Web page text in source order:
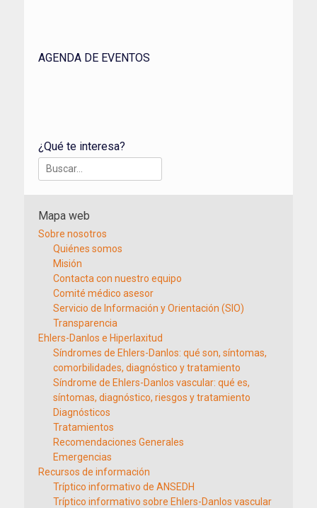
AGENDA DE EVENTOS
¿Qué te interesa?
Buscar:
Mapa web
Sobre nosotros
Quiénes somos
Misión
Contacta con nuestro equipo
Comité médico asesor
Servicio de Información y Orientación (SIO)
Transparencia
Ehlers-Danlos e Hiperlaxitud
Síndromes de Ehlers-Danlos: qué son, síntomas,
comorbilidades, diagnóstico y tratamiento
Síndrome de Ehlers-Danlos vascular: qué es,
síntomas, diagnóstico, riesgos y tratamiento
Diagnósticos
Tratamientos
Recomendaciones Generales
Emergencias
Recursos de información
Tríptico informativo de ANSEDH
Tríptico informativo sobre Ehlers-Danlos vascular